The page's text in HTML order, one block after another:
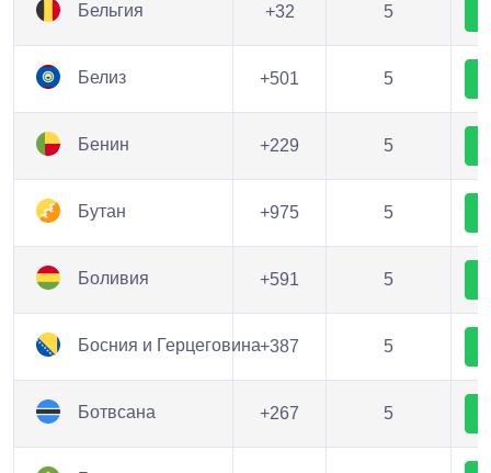
Бельгия +32 5
Белиз +501 5
Бенин +229 5
Бутан +975 5
Боливия +591 5
Босния и Герцеговина+387 5
Ботвсана +267 5